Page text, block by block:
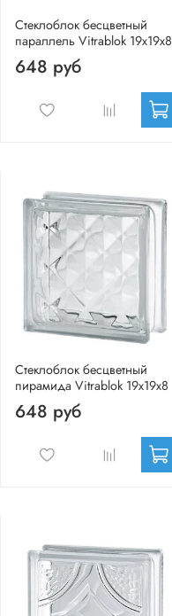
Стеклоблок бесцветный
параллель Vitrablok 19х19х8
648 руб
Стеклоблок бесцветный
пирамида Vitrablok 19х19х8
648 руб